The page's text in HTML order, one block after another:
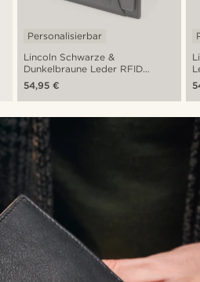
Lincoln Schwarze &
Dunkelbraune Leder RFID
Geldbörse & Kartenetui
Personalisierbar
54,95 €